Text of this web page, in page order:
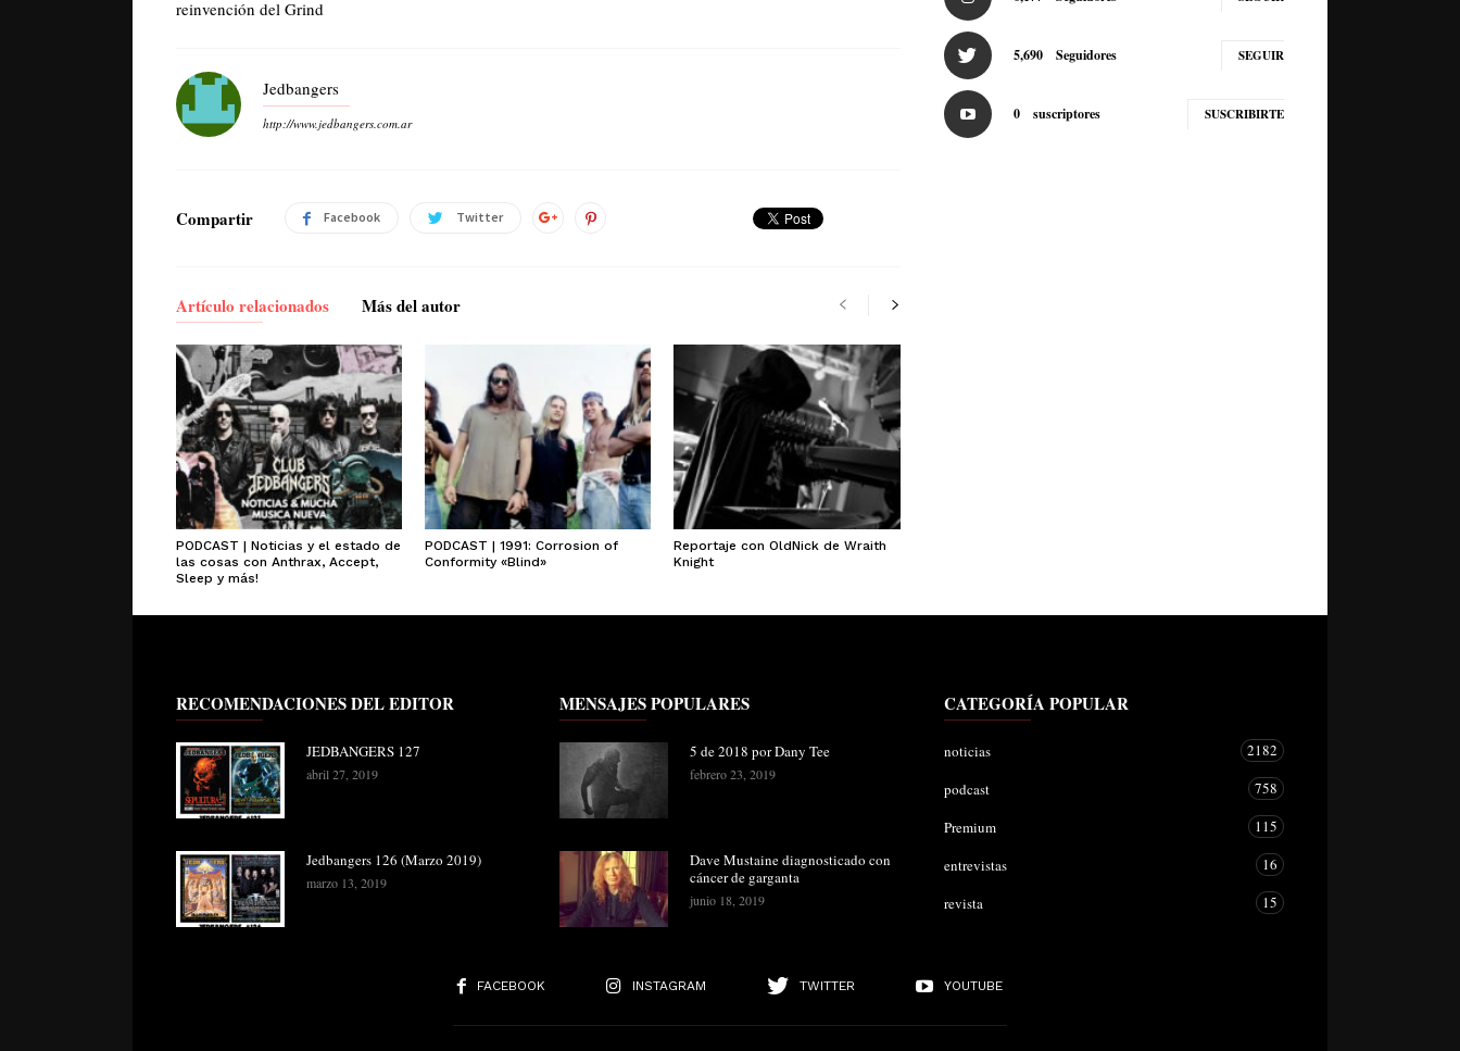
reinvención del Grind
Jedbangers
http://www.jedbangers.com.ar
Compartir Facebook Twitter
Artículo relacionados Más del autor
PODCAST | Noticias y el estado de
las cosas con Anthrax, Accept,
Sleep y más!
PODCAST | 1991: Corrosion of
Conformity «Blind»
Reportaje con OldNick de Wraith
Knight
5,690 Seguidores SEGUIR
0 suscriptores SUSCRIBIRTE
RECOMENDACIONES DEL EDITOR
JEDBANGERS 127
abril 27, 2019
Jedbangers 126 (Marzo 2019)
marzo 13, 2019
MENSAJES POPULARES
5 de 2018 por Dany Tee
febrero 23, 2019
Dave Mustaine diagnosticado con
cáncer de garganta
junio 18, 2019
CATEGORÍA POPULAR
noticias
2182
podcast
758
Premium
115
entrevistas
16
revista
15
FACEBOOK INSTAGRAM TWITTER YOUTUBE